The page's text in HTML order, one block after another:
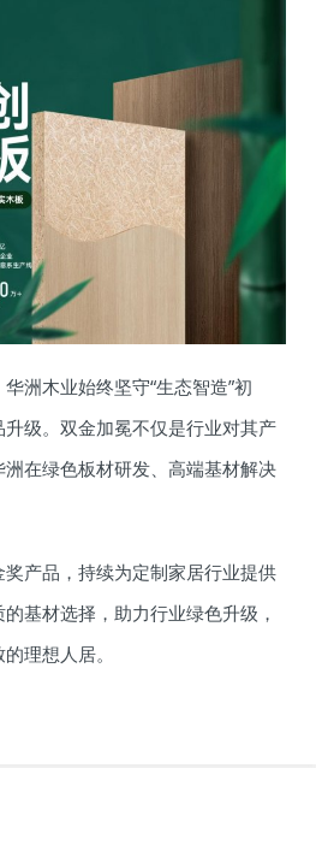
洲木业始终坚守“生态智造”初
级。双金加冕不仅是行业对其产
在绿色板材研发、高端基材解决
产品，持续为定制家居行业提供
基材选择，助力行业绿色升级，
理想人居。